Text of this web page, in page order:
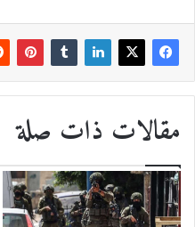
مقالات ذات صلة